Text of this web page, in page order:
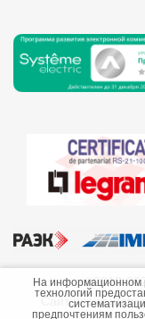
©2013-
Сайт носит
На информационном
технологий
предпочтениям